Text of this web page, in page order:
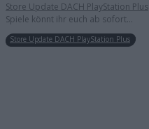
Store Update DACH PlayStation Plus
Spiele könnt ihr euch ab sofort...
Store Update DACH PlayStation Plus